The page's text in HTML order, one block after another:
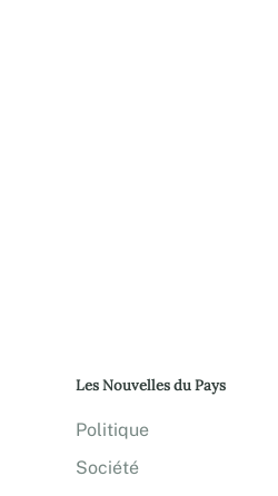
Les Nouvelles du Pays
Politique
Société